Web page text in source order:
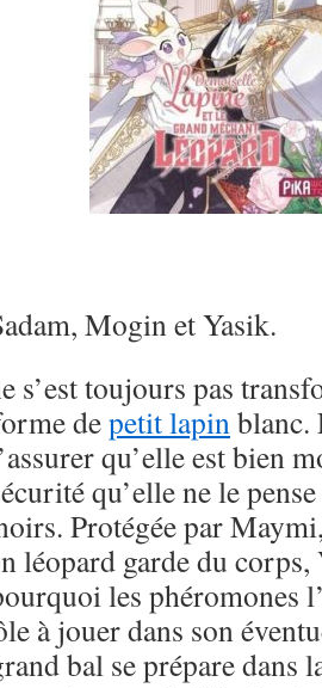
Mogin et Yasik.
s’est toujours pas
depetit lapinblanc.
qu’elle est bien
qu’elle ne le
Protégée par
léopard garde du
les phéromones
à jouer dans son
bal se prépare dans